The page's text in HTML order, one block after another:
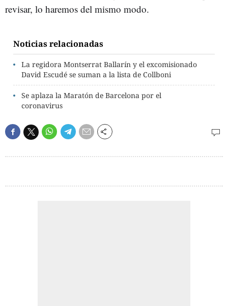
revisar, lo haremos del mismo modo.
Noticias relacionadas
La regidora Montserrat Ballarín y el excomisionado
David Escudé se suman a la lista de Collboni
Se aplaza la Maratón de Barcelona por el
coronavirus